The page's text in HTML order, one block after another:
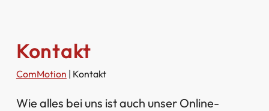
Kontakt
ComMotion | Kontakt
Wie alles bei uns ist auch unser Online-